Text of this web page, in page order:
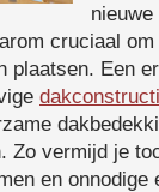
cruciaal
plaatsen. Een
Zo vermijd je
en onnodige